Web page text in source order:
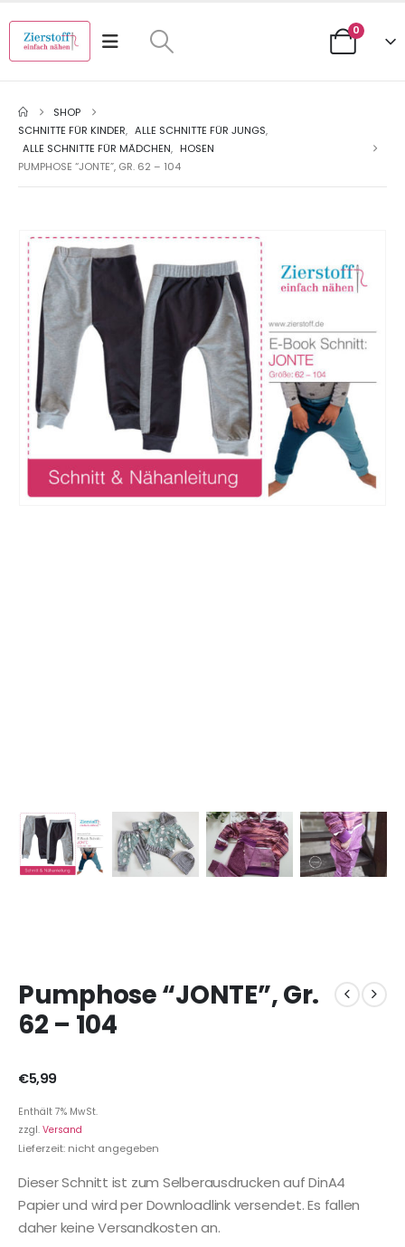
0
SHOP
SCHNITTE FÜR KINDER, ALLE SCHNITTE FÜR JUNGS,
ALLE SCHNITTE FÜR MÄDCHEN, HOSEN
PUMPHOSE “JONTE”, GR. 62 – 104
Pumphose “JONTE”, Gr.
62 – 104
€5,99
Enthält 7% MwSt.
zzgl. Versand
Lieferzeit: nicht angegeben
Dieser Schnitt ist zum Selberausdrucken auf DinA4
Papier und wird per Downloadlink versendet. Es fallen
daher keine Versandkosten an.